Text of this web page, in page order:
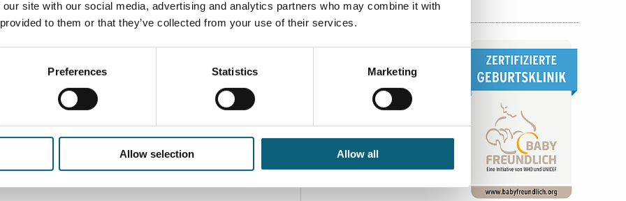
site with our social media, advertising and analytics partners who may combine it with
to them or that they’ve collected from your use of their services.
Preferences Statistics Marketing
Allow selection Allow all
der Kinderklinik wenn notwendig
Entlassung